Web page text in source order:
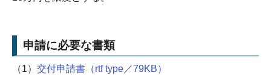
申請に必要な書類
（1） 交付申請書（rtf type／79KB）